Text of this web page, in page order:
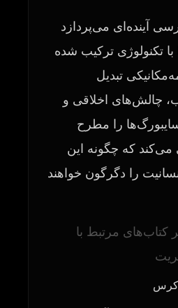
آینده‌ای می‌پردازد
تکنولوژی ترکیب شده
تبدیل
چالش‌های اخلاقی و
را مطرح
می‌کند که چگونه این
را دگرگون خواهند
کتاب‌های مرتبط با